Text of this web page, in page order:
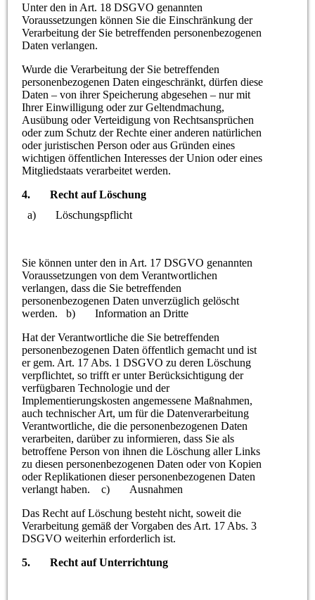
Unter den in Art. 18 DSGVO genannten
Voraussetzungen können Sie die Einschränkung der
Verarbeitung der Sie betreffenden personenbezogenen
Daten verlangen.
Wurde die Verarbeitung der Sie betreffenden
personenbezogenen Daten eingeschränkt, dürfen diese
Daten – von ihrer Speicherung abgesehen – nur mit
Ihrer Einwilligung oder zur Geltendmachung,
Ausübung oder Verteidigung von Rechtsansprüchen
oder zum Schutz der Rechte einer anderen natürlichen
oder juristischen Person oder aus Gründen eines
wichtigen öffentlichen Interesses der Union oder eines
Mitgliedstaats verarbeitet werden.
4. Recht auf Löschung
a) Löschungspflicht
Sie können unter den in Art. 17 DSGVO genannten
Voraussetzungen von dem Verantwortlichen
verlangen, dass die Sie betreffenden
personenbezogenen Daten unverzüglich gelöscht
werden. b) Information an Dritte
Hat der Verantwortliche die Sie betreffenden
personenbezogenen Daten öffentlich gemacht und ist
er gem. Art. 17 Abs. 1 DSGVO zu deren Löschung
verpflichtet, so trifft er unter Berücksichtigung der
verfügbaren Technologie und der
Implementierungskosten angemessene Maßnahmen,
auch technischer Art, um für die Datenverarbeitung
Verantwortliche, die die personenbezogenen Daten
verarbeiten, darüber zu informieren, dass Sie als
betroffene Person von ihnen die Löschung aller Links
zu diesen personenbezogenen Daten oder von Kopien
oder Replikationen dieser personenbezogenen Daten
verlangt haben. c) Ausnahmen
Das Recht auf Löschung besteht nicht, soweit die
Verarbeitung gemäß der Vorgaben des Art. 17 Abs. 3
DSGVO weiterhin erforderlich ist.
5. Recht auf Unterrichtung